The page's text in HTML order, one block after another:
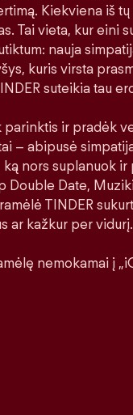
Kiekviena iš
Tai vieta, kur eini
nauja
kuris virsta
suteikia tau
ir pradėk
– abipusė
nors suplanuok ir
Double Date,
TINDER
ar kažkur per vidurį.
nemokamai į